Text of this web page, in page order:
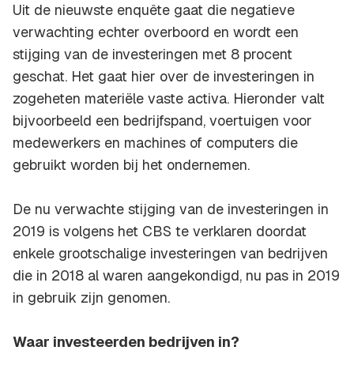
Uit de nieuwste enquête gaat die negatieve
verwachting echter overboord en wordt een
stijging van de investeringen met 8 procent
geschat. Het gaat hier over de investeringen in
zogeheten materiële vaste activa. Hieronder valt
bijvoorbeeld een bedrijfspand, voertuigen voor
medewerkers en machines of computers die
gebruikt worden bij het ondernemen.
De nu verwachte stijging van de investeringen in
2019 is volgens het CBS te verklaren doordat
enkele grootschalige investeringen van bedrijven
die in 2018 al waren aangekondigd, nu pas in 2019
in gebruik zijn genomen.
Waar investeerden bedrijven in?